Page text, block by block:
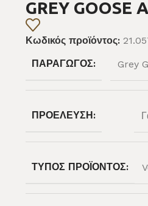
GREY GOOSE
Κωδικός προϊόντος:
ΠΑΡΑΓΩΓΌΣ:
Grey
ΠΡΟΈΛΕΥΣΗ:
ΤΎΠΟΣ ΠΡΟΪΌΝΤΟΣ: